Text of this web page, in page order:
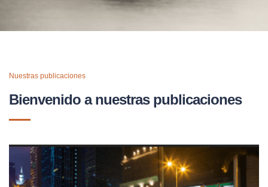
Nuestras publicaciones
Bienvenido a nuestras publicaciones